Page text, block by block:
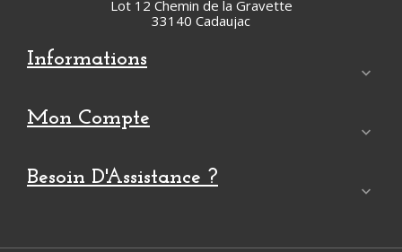
Lot 12 Chemin de la Gravette
33140 Cadaujac
Informations

Mon Compte

Besoin D'Assistance ?
